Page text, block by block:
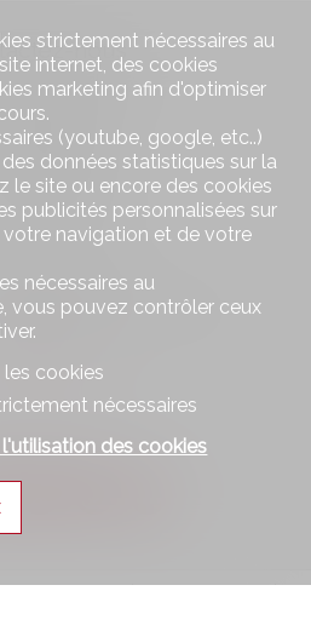
nous
immobilier Sàrl
Cantonale 51
postale 105
Conthey
27 398 40 07
+41 79 223 87 87
connecté
vous échapper, inscrivez-vous
nous sur
strictement nécessaires au
internet, des cookies
marketing afin d'optimiser
(youtube, google, etc..)
données statistiques sur la
le site ou encore des cookies
publicités personnalisées sur
navigation et de votre
nécessaires au
vous pouvez contrôler ceux
cookies
nécessaires
des cookies